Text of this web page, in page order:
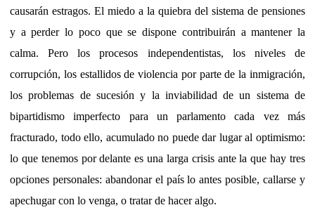
causarán estragos. El miedo a la quiebra del sistema de pensiones
y a perder lo poco que se dispone contribuirán a mantener la
calma. Pero los procesos independentistas, los niveles de
corrupción, los estallidos de violencia por parte de la inmigración,
los problemas de sucesión y la inviabilidad de un sistema de
bipartidismo imperfecto para un parlamento cada vez más
fracturado, todo ello, acumulado no puede dar lugar al optimismo:
lo que tenemos por delante es una larga crisis ante la que hay tres
opciones personales: abandonar el país lo antes posible, callarse y
apechugar con lo venga, o tratar de hacer algo.